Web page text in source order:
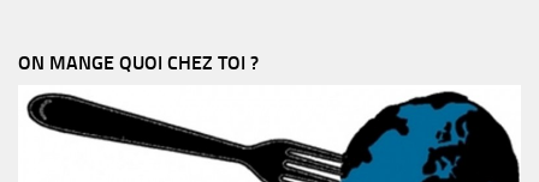
ON MANGE QUOI CHEZ TOI ?